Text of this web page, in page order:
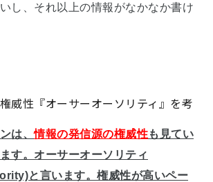
し、それ以上の情報がなかなか書け
威性『オーサーオーソリティ』を考
は、情報の発信源の権威性も見てい
す。オーサーオーソリティ
と言います。権威性が高いペー